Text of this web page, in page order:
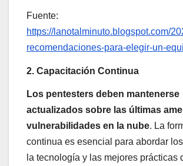
Fuente:
https://lanotalminuto.blogspot.com/
recomendaciones-para-elegir-un-
2. Capacitación Continua
Los pentesters deben mantenerse
actualizados sobre las últimas
vulnerabilidades en la nube. La
continua es esencial para abordar
la tecnología y las mejores prácticas